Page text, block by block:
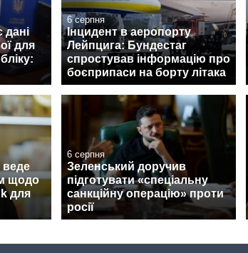
дані
для
6 серпня
Інцидент в аеропорту
Лейпцига: Бундестаг
спростував інформацію про
боєприпаси на борту літака
щодо
для
6 серпня
Зеленський доручив
підготувати «спеціальну
санкційну операцію» проти
росії